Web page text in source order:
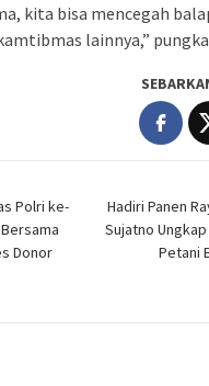
kita bisa mencegah
lainnya,”
Polri ke-
Donor
Hadiri Panen
Sujatno
Petani